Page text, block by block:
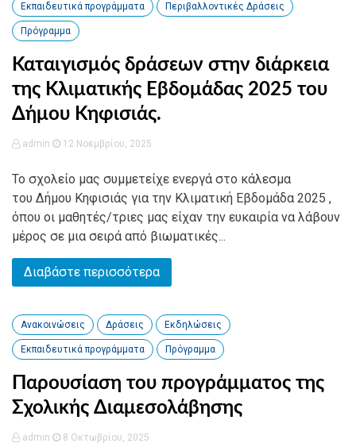
Εκπαιδευτικά προγράμματα Περιβαλλοντικές Δράσεις
Πρόγραμμα
Καταιγισμός δράσεων στην διάρκεια
της Κλιματικής Εβδομάδας 2025 του
Δήμου Κηφισιάς.
admin 12 Νοεμβρίου, 2025
Το σχολείο μας συμμετείχε ενεργά στο κάλεσμα
του Δήμου Κηφισιάς για την Κλιματική Εβδομάδα 2025 ,
όπου οι μαθητές/τριες μας είχαν την ευκαιρία να λάβουν
μέρος σε μια σειρά από βιωματικές...
Διαβάστε περισσότερα
Ανακοινώσεις Δράσεις Εκδηλώσεις
Εκπαιδευτικά προγράμματα Πρόγραμμα
Παρουσίαση του προγράμματος της
Σχολικής Διαμεσολάβησης
admin 8 Οκτωβρίου, 2025